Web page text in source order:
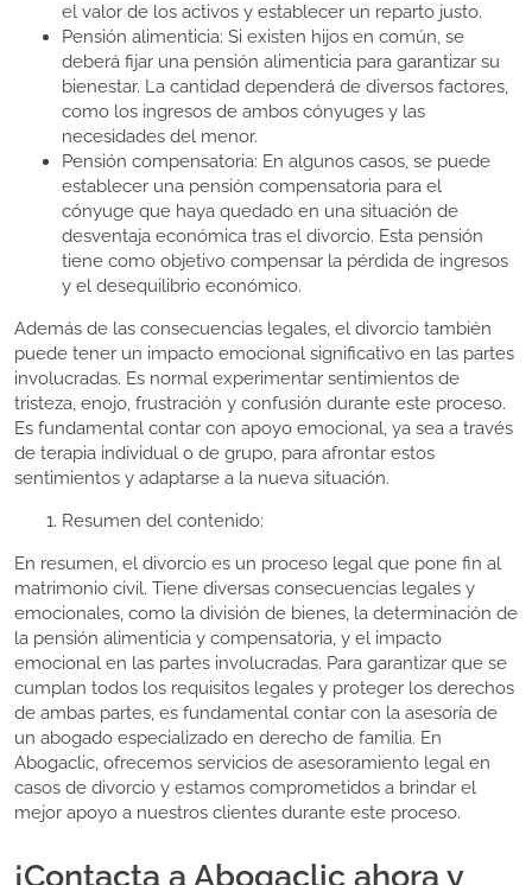
el valor de los activos y establecer un reparto justo.
Pensión alimenticia: Si existen hijos en común, se
deberá fijar una pensión alimenticia para garantizar su
bienestar. La cantidad dependerá de diversos factores,
como los ingresos de ambos cónyuges y las
necesidades del menor.
Pensión compensatoria: En algunos casos, se puede
establecer una pensión compensatoria para el
cónyuge que haya quedado en una situación de
desventaja económica tras el divorcio. Esta pensión
tiene como objetivo compensar la pérdida de ingresos
y el desequilibrio económico.
Además de las consecuencias legales, el divorcio también
puede tener un impacto emocional significativo en las partes
involucradas. Es normal experimentar sentimientos de
tristeza, enojo, frustración y confusión durante este proceso.
Es fundamental contar con apoyo emocional, ya sea a través
de terapia individual o de grupo, para afrontar estos
sentimientos y adaptarse a la nueva situación.
Resumen del contenido:
En resumen, el divorcio es un proceso legal que pone fin al
matrimonio civil. Tiene diversas consecuencias legales y
emocionales, como la división de bienes, la determinación de
la pensión alimenticia y compensatoria, y el impacto
emocional en las partes involucradas. Para garantizar que se
cumplan todos los requisitos legales y proteger los derechos
de ambas partes, es fundamental contar con la asesoría de
un abogado especializado en derecho de familia. En
Abogaclic, ofrecemos servicios de asesoramiento legal en
casos de divorcio y estamos comprometidos a brindar el
mejor apoyo a nuestros clientes durante este proceso.
¡Contacta a Abogaclic ahora y